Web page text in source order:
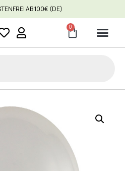
AB 100€ (DE)
0